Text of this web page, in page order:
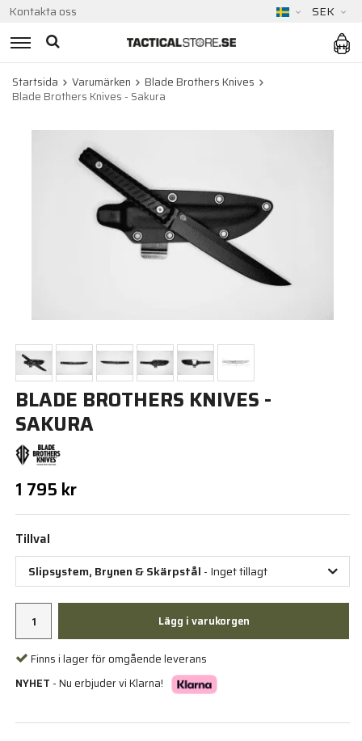
Kontakta oss SEK
Startsida Varumärken
Blade Brothers Knives
Blade Brothers Knives - Sakura
BLADE BROTHERS KNIVES -
SAKURA
1 795 kr
Tillval
Slipsystem, Brynen & Skärpstål - Inget tillagt
Lägg i varukorgen
Finns i lager för omgående leverans
NYHET - Nu erbjuder vi Klarna!